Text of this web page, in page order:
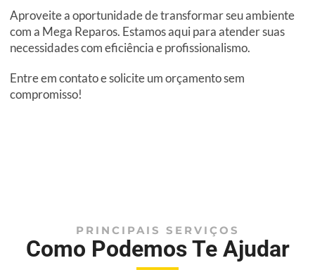
Aproveite a oportunidade de transformar seu ambiente
com a Mega Reparos. Estamos aqui para atender suas
necessidades com eficiência e profissionalismo.
Entre em contato e solicite um orçamento sem
compromisso!
PRINCIPAIS SERVIÇOS
Como Podemos Te Ajudar